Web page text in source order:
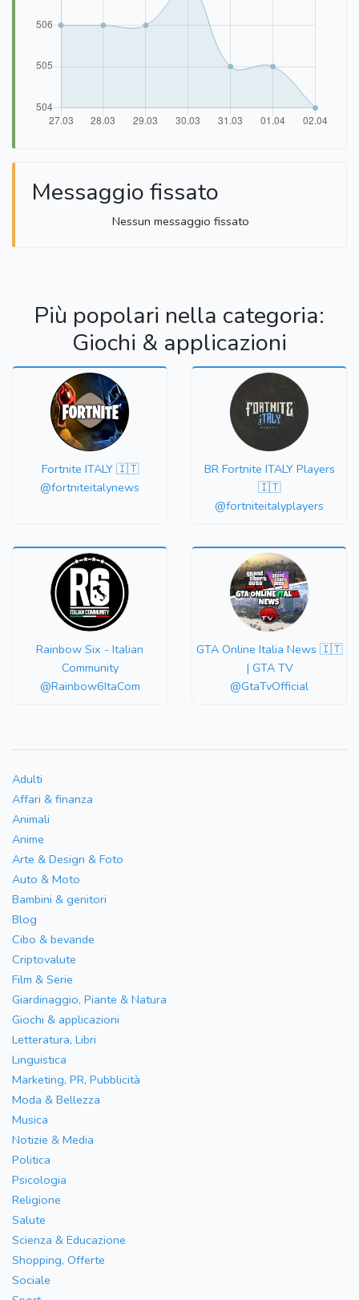
Messaggio fissato
Nessun messaggio fissato
Più popolari nella categoria:
Giochi & applicazioni
Fortnite ITALY 🇮🇹
@fortniteitalynews
BR Fortnite ITALY Players
🇮🇹
@fortniteitalyplayers
Rainbow Six - Italian
Community
@Rainbow6ItaCom
GTA Online Italia News 🇮🇹
| GTA TV
@GtaTvOfficial
Adulti
Affari & finanza
Animali
Anime
Arte & Design & Foto
Auto & Moto
Bambini & genitori
Blog
Cibo & bevande
Criptovalute
Film & Serie
Giardinaggio, Piante & Natura
Giochi & applicazioni
Letteratura, Libri
Linguistica
Marketing, PR, Pubblicità
Moda & Bellezza
Musica
Notizie & Media
Politica
Psicologia
Religione
Salute
Scienza & Educazione
Shopping, Offerte
Sociale